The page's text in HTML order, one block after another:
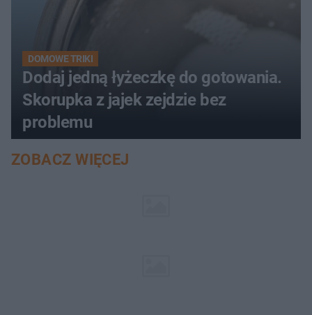
DOMOWE TRIKI
Dodaj jedną łyżeczkę do gotowania.
Skorupka z jajek zejdzie bez
problemu
ZOBACZ WIĘCEJ